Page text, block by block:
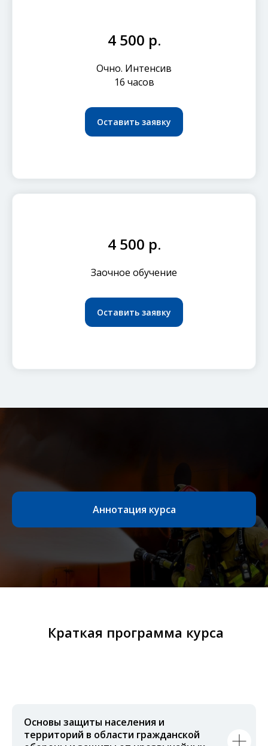
4 500 р.
Очно. Интенсив
16 часов
Оставить заявку
4 500 р.
Заочное обучение
Оставить заявку
Аннотация курса
Краткая программа курса
Основы защиты населения и
территорий в области гражданской